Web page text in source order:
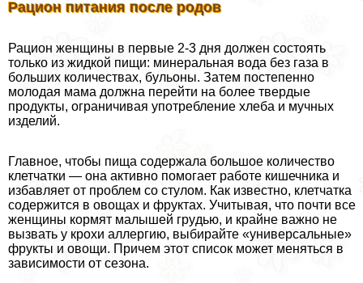
Рацион питания после родов
Рацион женщины в первые 2-3 дня должен состоять
только из жидкой пищи: минеральная вода без газа в
больших количествах, бульоны. Затем постепенно
молодая мама должна перейти на более твердые
продукты, ограничивая употрeбление хлеба и мучных
изделий.
Главное, чтобы пища содержала большое количество
клетчатки — она активно помогает работе кишечника и
избавляет от проблем со стулом. Как известно, клетчатка
содержится в овощах и фруктах. Учитывая, что почти все
женщины кормят малышей гpyдью, и крайне важно не
вызвать у крохи аллергию, выбирайте «универсальные»
фрукты и овощи. Причем этот список может меняться в
зависимости от сезона.